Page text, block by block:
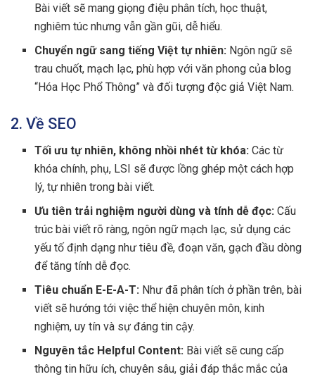
Bài viết sẽ mang giọng điệu phân tích, học thuật,
nghiêm túc nhưng vẫn gần gũi, dễ hiểu.
Chuyển ngữ sang tiếng Việt tự nhiên: Ngôn ngữ sẽ
trau chuốt, mạch lạc, phù hợp với văn phong của blog
“Hóa Học Phổ Thông” và đối tượng độc giả Việt Nam.
2. Về SEO
Tối ưu tự nhiên, không nhồi nhét từ khóa: Các từ
khóa chính, phụ, LSI sẽ được lồng ghép một cách hợp
lý, tự nhiên trong bài viết.
Ưu tiên trải nghiệm người dùng và tính dễ đọc: Cấu
trúc bài viết rõ ràng, ngôn ngữ mạch lạc, sử dụng các
yếu tố định dạng như tiêu đề, đoạn văn, gạch đầu dòng
để tăng tính dễ đọc.
Tiêu chuẩn E-E-A-T: Như đã phân tích ở phần trên, bài
viết sẽ hướng tới việc thể hiện chuyên môn, kinh
nghiệm, uy tín và sự đáng tin cậy.
Nguyên tắc Helpful Content: Bài viết sẽ cung cấp
thông tin hữu ích, chuyên sâu, giải đáp thắc mắc của